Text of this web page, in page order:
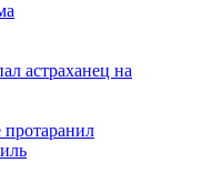
астраханец на